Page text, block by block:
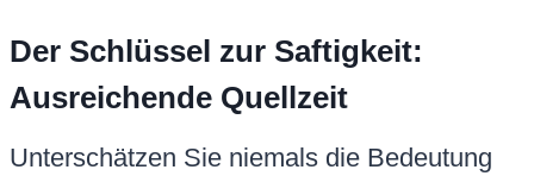
Der Schlüssel zur Saftigkeit:
Ausreichende Quellzeit
Unterschätzen Sie niemals die Bedeutung